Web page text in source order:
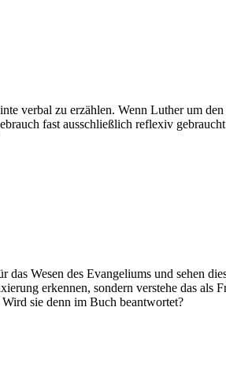
verbal zu erzählen. Wenn Luther um
fast ausschließlich reflexiv
Wesen des Evangeliums und sehen
erkennen, sondern verstehe das als
sie denn im Buch beantwortet?